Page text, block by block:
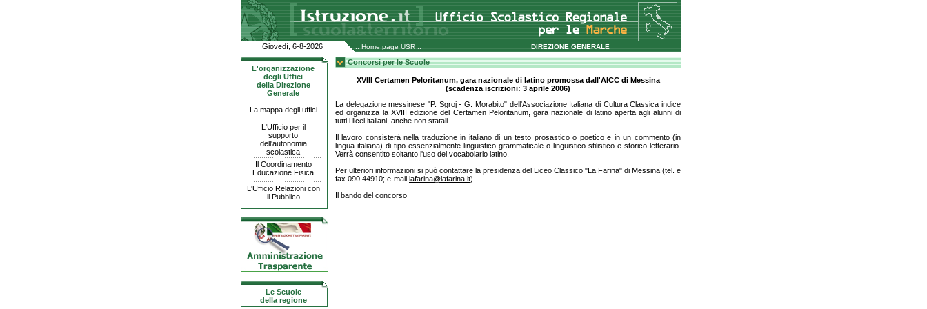
Giovedì, 6-8-2026 .: Home page USR :. DIREZIONE GENERALE
L'organizzazione
degli Uffici
della Direzione
Generale
La mappa degli uffici
L'Ufficio per il
supporto
dell'autonomia
scolastica
Il Coordinamento
Educazione Fisica
L'Ufficio Relazioni con
il Pubblico
Le Scuole
della regione
Concorsi per le Scuole
XVIII Certamen Peloritanum, gara nazionale di latino promossa dall'AICC di Messina
(scadenza iscrizioni: 3 aprile 2006)
La delegazione messinese "P. Sgroj - G. Morabito" dell'Associazione Italiana di Cultura Classica indice
ed organizza la XVIII edizione del Certamen Peloritanum, gara nazionale di latino aperta agli alunni di
tutti i licei italiani, anche non statali.
Il lavoro consisterà nella traduzione in italiano di un testo prosastico o poetico e in un commento (in
lingua italiana) di tipo essenzialmente linguistico grammaticale o linguistico stilistico e storico letterario.
Verrà consentito soltanto l'uso del vocabolario latino.
Per ulteriori informazioni si può contattare la presidenza del Liceo Classico "La Farina" di Messina (tel. e
fax 090 44910; e-mail lafarina@lafarina.it).
Il bando del concorso